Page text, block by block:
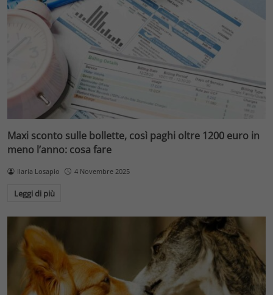
Maxi sconto sulle bollette, così paghi oltre 1200 euro in
meno l’anno: cosa fare
Ilaria Losapio 4 Novembre 2025
Leggi di più